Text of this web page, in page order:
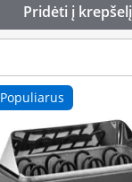
Pridėti į krepšelį
Populiarus